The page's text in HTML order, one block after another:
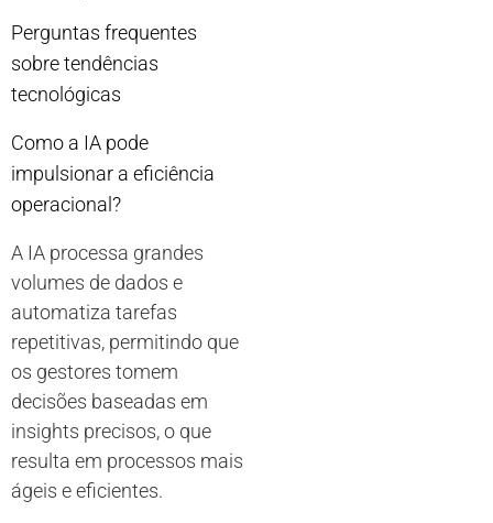
Perguntas frequentes
sobre tendências
tecnológicas
Como a IA pode
impulsionar a eficiência
operacional?
A IA processa grandes
volumes de dados e
automatiza tarefas
repetitivas, permitindo que
os gestores tomem
decisões baseadas em
insights precisos, o que
resulta em processos mais
ágeis e eficientes.